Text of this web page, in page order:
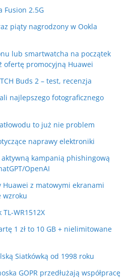
Fusion 2.5G
piąty nagrodzony w Ookla
lub smartwatcha na początek
ofertę promocyjną Huawei
Buds 2 – test, recenzja
najlepszego fotograficznego
to już nie problem
naprawy elektroniki
kampanią phishingową
OpenAI
z matowymi ekranami
wzroku
WR1512X
1 zł to 10 GB + nielimitowane
Siatkówką od 1998 roku
GOPR przedłużają współpracę